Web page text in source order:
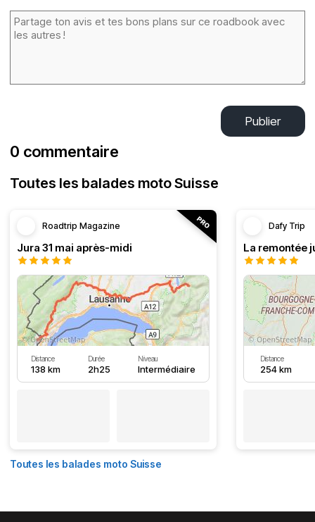
Publier
0 commentaire
Toutes les balades moto Suisse
Roadtrip Magazine
Jura 31 mai après-midi
Distance
138 km
Durée
2h25
Niveau
Intermédiaire
Dafy Trip
La remontée
Distance
254 km
Toutes les balades moto Suisse